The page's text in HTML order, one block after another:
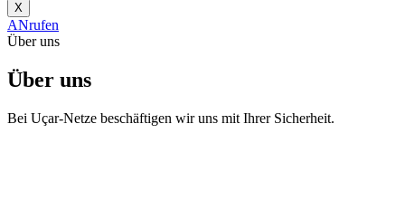
X
ANrufen
Über uns
Über uns
Bei Uçar-Netze beschäftigen wir uns mit Ihrer Sicherheit.